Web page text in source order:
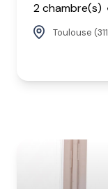
2 chambre(s)
Toulouse